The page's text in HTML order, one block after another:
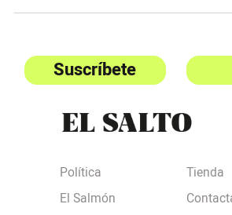
Suscríbete
Política
El Salmón
Tienda